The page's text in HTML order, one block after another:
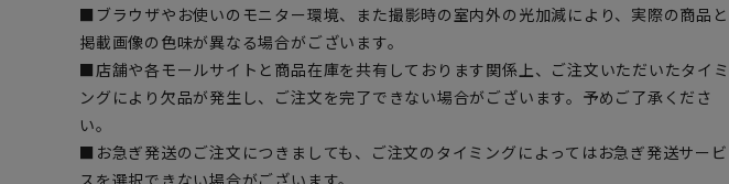
■ブラウザやお使いのモニター環境、また撮影時の室内外の光加減により、実際の商品と
掲載画像の色味が異なる場合がございます。
■店舗や各モールサイトと商品在庫を共有しております関係上、ご注文いただいたタイミ
ングにより欠品が発生し、ご注文を完了できない場合がございます。予めご了承くださ
い。
■お急ぎ発送のご注文につきましても、ご注文のタイミングによってはお急ぎ発送サービ